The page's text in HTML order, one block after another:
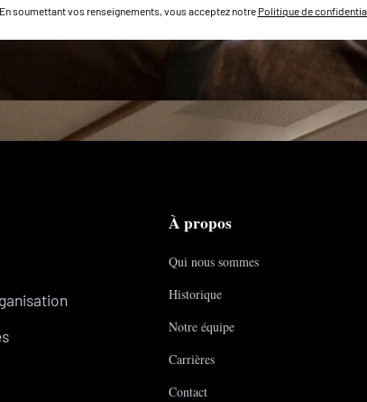
En soumettant vos renseignements, vous acceptez notre Politique de
À propos
Qui nous sommes
Historique
Notre équipe
Carrières
Contact